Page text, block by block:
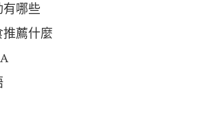
有哪些
薦什麼